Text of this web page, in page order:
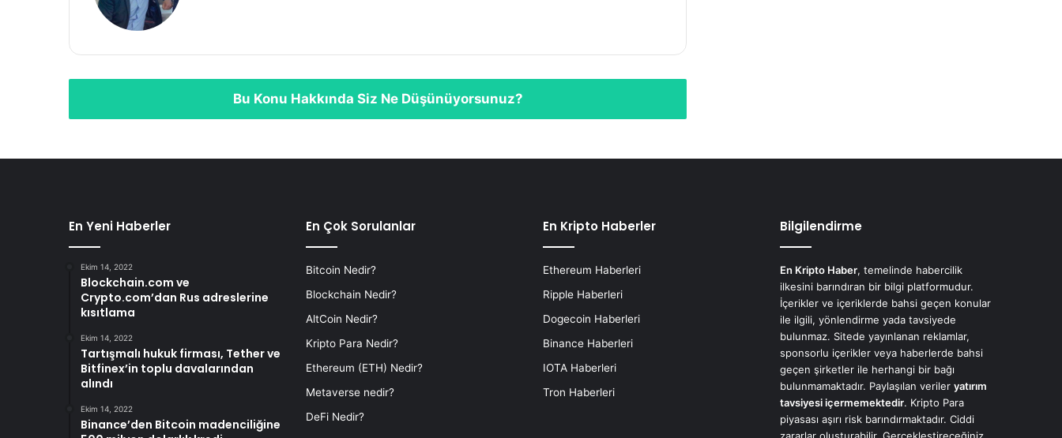
Bu Konu Hakkında Siz Ne Düşünüyorsunuz?
En Yeni Haberler
Ekim 14, 2022
Blockchain.com ve
Crypto.com’dan Rus adreslerine
kısıtlama
Ekim 14, 2022
Tartışmalı hukuk firması, Tether ve
Bitfinex’in toplu davalarından
alındı
Ekim 14, 2022
Binance’den Bitcoin madenciliğine
En Çok Sorulanlar
Bitcoin Nedir?
Blockchain Nedir?
AltCoin Nedir?
Kripto Para Nedir?
Ethereum (ETH) Nedir?
Metaverse nedir?
DeFi Nedir?
En Kripto Haberler
Ethereum Haberleri
Ripple Haberleri
Dogecoin Haberleri
Binance Haberleri
IOTA Haberleri
Tron Haberleri
Bilgilendirme
En Kripto Haber, temelinde habercilik
ilkesini barındıran bir bilgi platformudur.
İçerikler ve içeriklerde bahsi geçen konular
ile ilgili, yönlendirme yada tavsiyede
bulunmaz. Sitede yayınlanan reklamlar,
sponsorlu içerikler veya haberlerde bahsi
geçen şirketler ile herhangi bir bağı
bulunmamaktadır. Paylaşılan veriler yatırım
tavsiyesi içermemektedir. Kripto Para
piyasası aşırı risk barındırmaktadır. Ciddi